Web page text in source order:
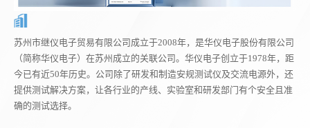
苏州市继仪电子贸易有限公司成立于2008年，是华仪电子股份有限公司
（简称华仪电子）在苏州成立的关联公司。华仪电子创立于1978年，距
今已有近50年历史。公司除了研发和制造安规测试仪及交流电源外，还
提供测试解决方案，让各行业的产线、实验室和研发部门有个安全且准
确的测试选择。